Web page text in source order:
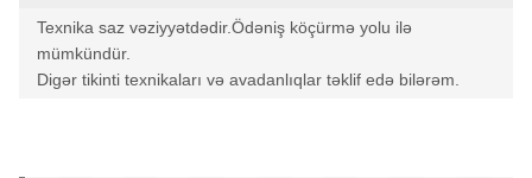
Texnika saz vəziyyətdədir.Ödəniş köçürmə yolu ilə
mümkündür.
Digər tikinti texnikaları və avadanlıqlar təklif edə bilərəm.